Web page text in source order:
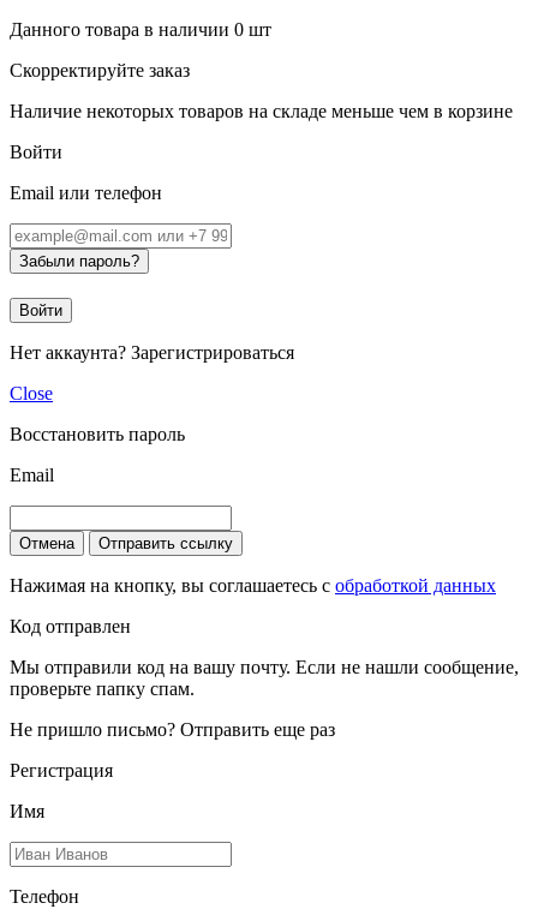
Данного товара в наличии 0 шт
Скорректируйте заказ
Наличие некоторых товаров на складе меньше чем в корзине
Войти
Email или телефон
Забыли пароль?
Войти
Нет аккаунта? Зарегистрироваться
Close
Восстановить пароль
Email
Отмена Отправить ссылку
Нажимая на кнопку, вы соглашаетесь с обработкой данных
Код отправлен
Мы отправили код на вашу почту. Если не нашли сообщение,
проверьте папку спам.
Не пришло письмо? Отправить еще раз
Регистрация
Имя
Телефон